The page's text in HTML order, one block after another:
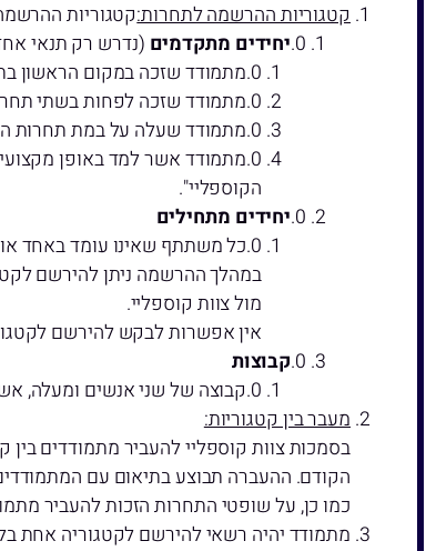
קטגוריות ההרשמה לתחרות:קטגוריות
יחידים מתקדמים (נדרש רק תנאי
מתמודד שזכה במקום הראשון
מתמודד שזכה לפחות בשתי
מתמודד שעלה על במת תחרות הקוספליי
הקוספליי".
יחידים מתחילים
כל משתתף שאינו עומד באחד או
במהלך ההרשמה ניתן להירשם
מול צוות קוספליי.
אין אפשרות לבקש להירשם
קבוצות
קבוצה של שני אנשים ומעלה,
מעבר בין קטגוריות:
בסמכות צוות קוספליי להעביר מתמודדים
הקודם. ההעברה תבוצע בתיאום עם
כמו כן, על שופטי התחרות הזכות להעביר
מתמודד יהיה רשאי להירשם לקטגוריה אחת